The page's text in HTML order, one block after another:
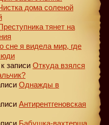
дома соленой
тянет на
сне я видела мир, где
к записи Откуда взялся
Однажды в
Антирентгеновская
Бабушка-вахтерша